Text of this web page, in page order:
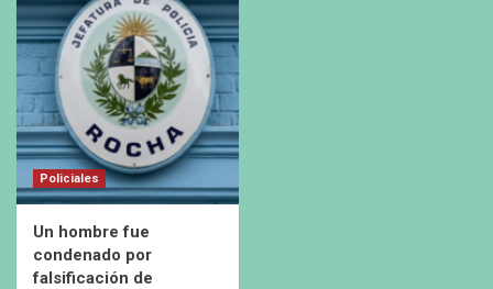
Policiales
Un hombre fue
condenado por
falsificación de